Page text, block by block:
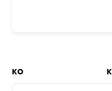
KO